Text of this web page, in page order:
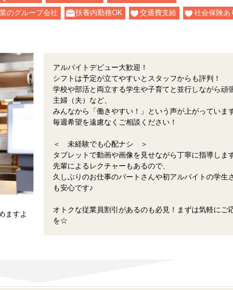
のグループ会社 扶養内勤務OK 交通費支給
社会保険あ
ますよ
アルバイトデビュー大歓迎！
シフトは予定が立てやすいとスタッフからも評判！
学校や部活と両立する学生や子育てと並行しながら頑
主婦（夫）など、
みんなから「働きやすい！」という声が上がっていま
毎週希望を遠慮なくご相談ください！
＜ 未経験でも心配ナシ ＞
タブレットで動画や画像を見せながら丁寧に指導しま
先輩によるレクチャーもあるので、
久しぶりのお仕事のパートさんや初アルバイトの学生
も安心です♪
オトクな従業員割引があるのも必見！まずは気軽にご
を☆